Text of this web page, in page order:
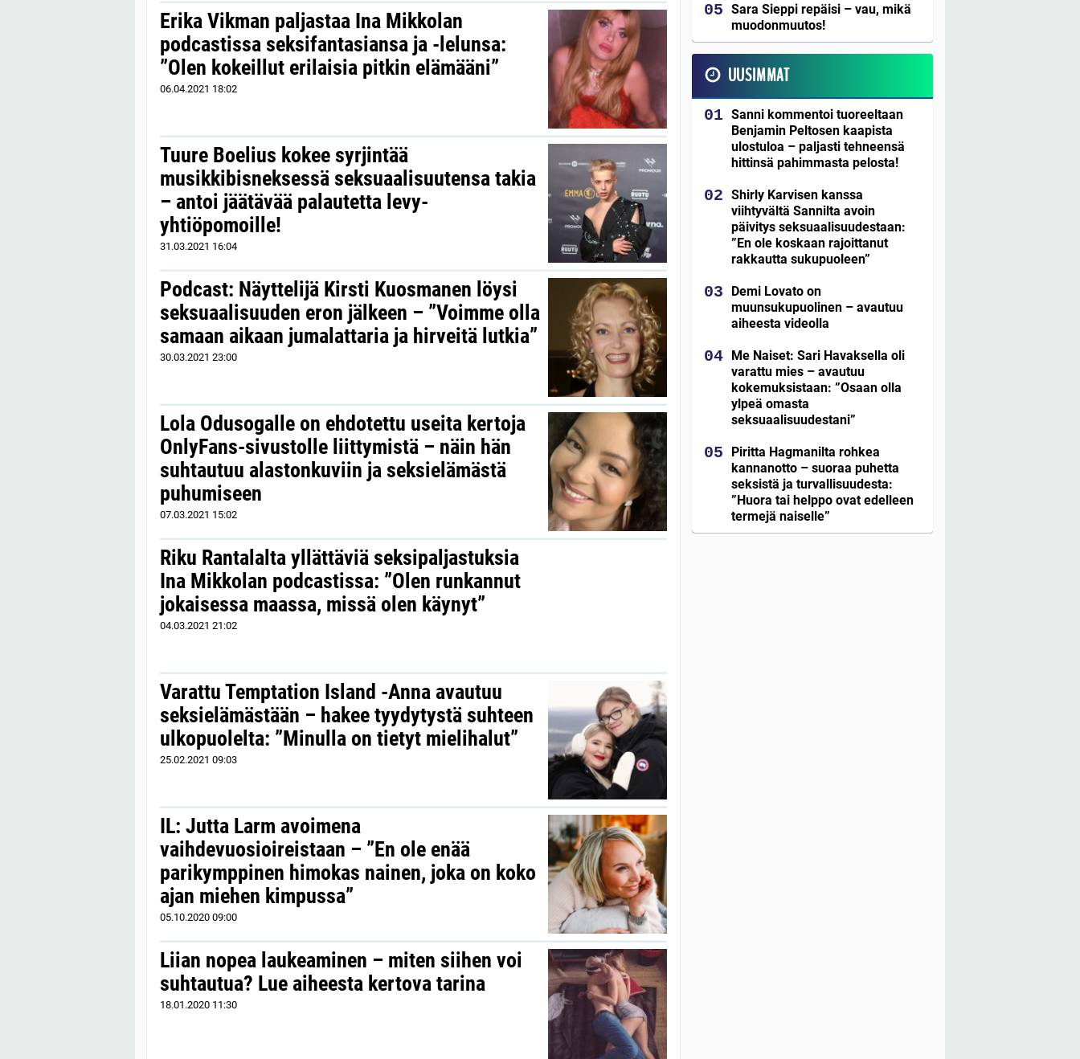
Erika Vikman paljastaa Ina Mikkolan
podcastissa seksifantasiansa ja -lelunsa:
”Olen kokeillut erilaisia pitkin elämääni”
06.04.2021 18:02
Tuure Boelius kokee syrjintää
musikkibisneksessä seksuaalisuutensa takia
– antoi jäätävää palautetta levy-
yhtiöpomoille!
31.03.2021 16:04
Podcast: Näyttelijä Kirsti Kuosmanen löysi
seksuaalisuuden eron jälkeen – ”Voimme olla
samaan aikaan jumalattaria ja hirveitä lutkia”
30.03.2021 23:00
Lola Odusogalle on ehdotettu useita kertoja
OnlyFans-sivustolle liittymistä – näin hän
suhtautuu alastonkuviin ja seksielämästä
puhumiseen
07.03.2021 15:02
Riku Rantalalta yllättäviä seksipaljastuksia
Ina Mikkolan podcastissa: ”Olen runkannut
jokaisessa maassa, missä olen käynyt”
04.03.2021 21:02
Varattu Temptation Island -Anna avautuu
seksielämästään – hakee tyydytystä suhteen
ulkopuolelta: ”Minulla on tietyt mielihalut”
25.02.2021 09:03
IL: Jutta Larm avoimena
vaihdevuosioireistaan – ”En ole enää
parikymppinen himokas nainen, joka on koko
ajan miehen kimpussa”
05.10.2020 09:00
Liian nopea laukeaminen – miten siihen voi
suhtautua? Lue aiheesta kertova tarina
18.01.2020 11:30
Sara Sieppi repäisi – vau, mikä
muodonmuutos!
UUSIMMAT
Sanni kommentoi tuoreeltaan
Benjamin Peltosen kaapista
ulostuloa – paljasti tehneensä
hittinsä pahimmasta pelosta!
Shirly Karvisen kanssa
viihtyvältä Sannilta avoin
päivitys seksuaalisuudestaan:
”En ole koskaan rajoittanut
rakkautta sukupuoleen”
Demi Lovato on
muunsukupuolinen – avautuu
aiheesta videolla
Me Naiset: Sari Havaksella oli
varattu mies – avautuu
kokemuksistaan: ”Osaan olla
ylpeä omasta
seksuaalisuudestani”
Piritta Hagmanilta rohkea
kannanotto – suoraa puhetta
seksistä ja turvallisuudesta:
”Huora tai helppo ovat edelleen
termejä naiselle”